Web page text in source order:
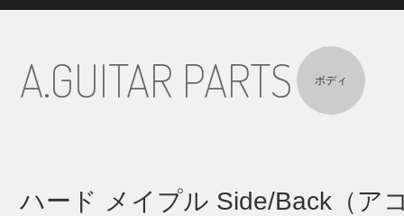
A.GUITAR PARTS ボディ
ハード メイプル Side/Back（ア